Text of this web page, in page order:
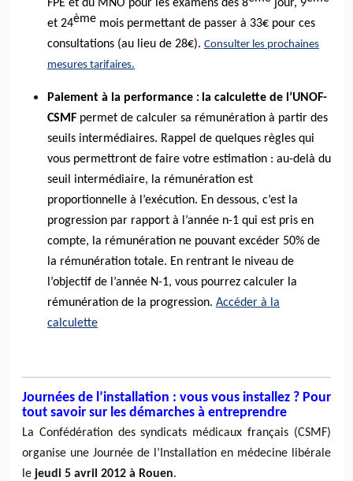
FPE et du MNO pour les examens des 8
jour, 9
et 24ème mois permettant de passer à 33€ pour ces
consultations (au lieu de 28€). Consulter les prochaines
mesures tarifaires.
Paiement à la performance : la calculette de l’UNOF-
CSMF permet de calculer sa rémunération à partir des
seuils intermédiaires. Rappel de quelques règles qui
vous permettront de faire votre estimation : au-delà du
seuil intermédiaire, la rémunération est
proportionnelle à l’exécution. En dessous, c’est la
progression par rapport à l’année n-1 qui est pris en
compte, la rémunération ne pouvant excéder 50% de
la rémunération totale. En rentrant le niveau de
l’objectif de l’année N-1, vous pourrez calculer la
rémunération de la progression. Accéder à la
calculette
Journées de l’installation : vous vous installez ? Pour
tout savoir sur les démarches à entreprendre
La Confédération des syndicats médicaux français (CSMF)
organise une Journée de l’Installation en médecine libérale
le jeudi 5 avril 2012 à Rouen.